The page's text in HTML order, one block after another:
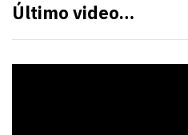
Último video…